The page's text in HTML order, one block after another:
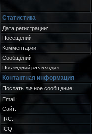
Статистика
Дата регистрации:
Посещений:
Комментарии:
Сообщений
Последний раз входил:
Контактная информация
Послать личное сообщение:
Email:
Сайт:
IRC:
ICQ: